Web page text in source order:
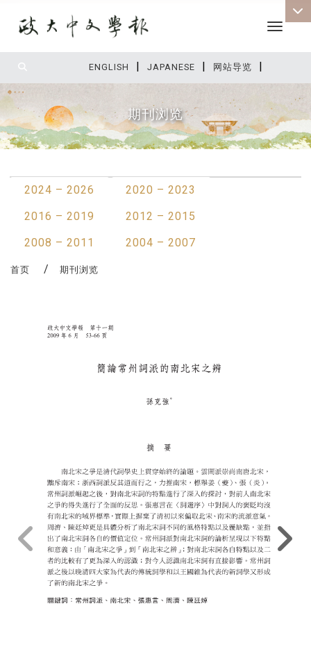
ENGLISH | JAPANESE | 网站导览 |
Toggle
期刊浏览
2024 – 2026
2020 – 2023
2016 – 2019
2012 – 2015
2008 – 2011
2004 – 2007
首页 期刊浏览